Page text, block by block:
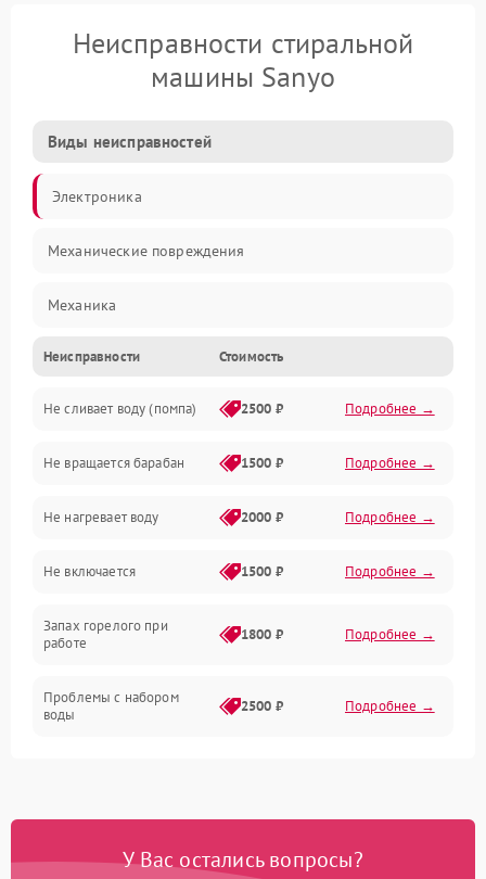
Неисправности стиральной
машины Sanyo
Виды неисправностей
Электроника
Механические повреждения
Механика
Электропитание
Водоснабжение
Слив
Программное обеспечение
Неисправности Стоимость
Не сливает воду (помпа) 2500 ₽ Подробнее →
Не вращается барабан 1500 ₽ Подробнее →
Не нагревает воду 2000 ₽ Подробнее →
Не включается 1500 ₽ Подробнее →
Запах горелого при
работе
1800 ₽ Подробнее →
Проблемы с набором
воды
2500 ₽ Подробнее →
Замена платы управления 2200 ₽ Подробнее →
У Вас остались вопросы?